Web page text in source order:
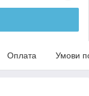
Оплата Умови